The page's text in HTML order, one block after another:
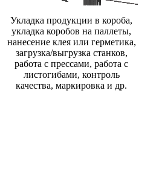
Укладка продукции в короба,
укладка коробов на паллеты,
нанесение клея или герметика,
загрузка/выгрузка станков,
работа с прессами, работа с
листогибами, контроль
качества, маркировка и др.